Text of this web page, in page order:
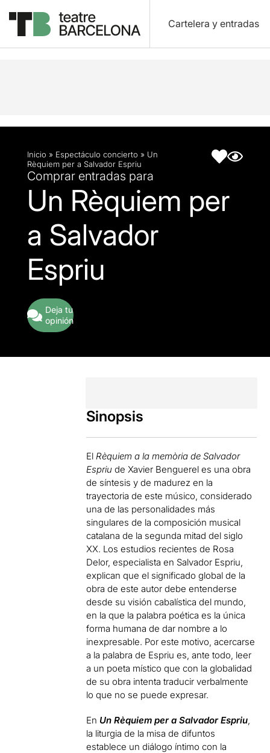
Cartelera y entradas
Descripción Ficha artística
Inicio » Espectáculo concierto » Un
Rèquiem per a Salvador Espriu
Comprar entradas para
Un Rèquiem per
a Salvador
Espriu
Deja tu
opinión
Sinopsis
ElRèquiem a la memòria de Salvador
Espriu de Xavier Benguerel es una obra
de síntesis y de madurez en la
trayectoria de este músico, considerado
una de las personalidades más
singulares de la composición musical
catalana de la segunda mitad del siglo
XX. Los estudios recientes de Rosa
Delor, especialista en Salvador Espriu,
explican que el significado global de la
obra de este autor debe entenderse
desde su visión cabalística del mundo,
en la que la palabra poética es la única
forma humana de dar nombre a lo
inexpresable. Por este motivo, acercarse
a la palabra de Espriu es, ante todo, leer
a un poeta místico que con la globalidad
de su obra intenta traducir verbalmente
lo que no se puede expresar.
En Un Rèquiem per a Salvador Espriu,
la liturgia de la misa de difuntos
establece un diálogo íntimo con la